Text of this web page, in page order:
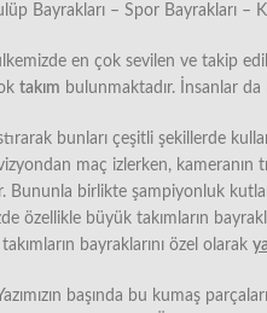
Bayrakları – Spor
en çok sevilen ve takip
takım bulunmaktadır. İnsanlar
bunları çeşitli şekillerde
maç izlerken,
Bununla birlikte şampiyonluk
özellikle büyük takımların
bayraklarını özel olarak
başında bu kumaş